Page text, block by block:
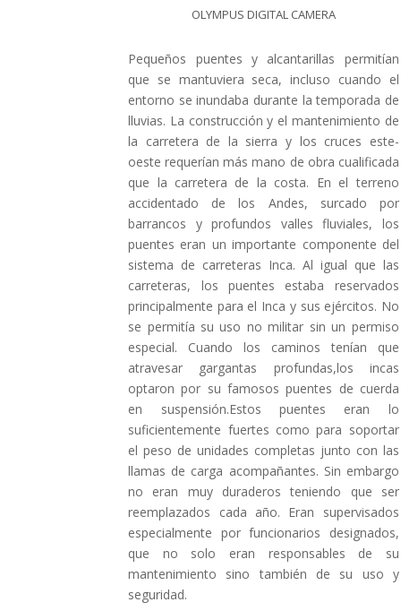
OLYMPUS DIGITAL CAMERA
Pequeños puentes y alcantarillas permitían
que se mantuviera seca, incluso cuando el
entorno se inundaba durante la temporada de
lluvias. La construcción y el mantenimiento de
la carretera de la sierra y los cruces este-
oeste requerían más mano de obra cualificada
que la carretera de la costa. En el terreno
accidentado de los Andes, surcado por
barrancos y profundos valles fluviales, los
puentes eran un importante componente del
sistema de carreteras Inca. Al igual que las
carreteras, los puentes estaba reservados
principalmente para el Inca y sus ejércitos. No
se permitía su uso no militar sin un permiso
especial. Cuando los caminos tenían que
atravesar gargantas profundas,los incas
optaron por su famosos puentes de cuerda
en suspensión.Estos puentes eran lo
suficientemente fuertes como para soportar
el peso de unidades completas junto con las
llamas de carga acompañantes. Sin embargo
no eran muy duraderos teniendo que ser
reemplazados cada año. Eran supervisados
especialmente por funcionarios designados,
que no solo eran responsables de su
mantenimiento sino también de su uso y
seguridad.